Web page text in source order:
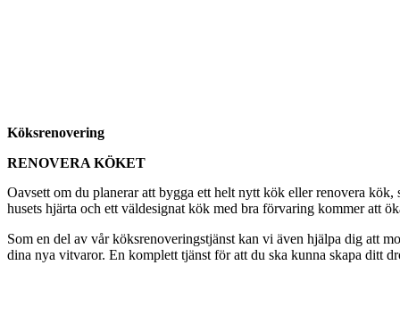
Köksrenovering
RENOVERA KÖKET
Oavsett om du planerar att bygga ett helt nytt kök eller renovera
husets hjärta och ett väldesignat kök med bra förvaring kommer att
Som en del av vår köksrenoveringstjänst kan vi även hjälpa dig att
dina nya vitvaror. En komplett tjänst för att du ska kunna skapa ditt